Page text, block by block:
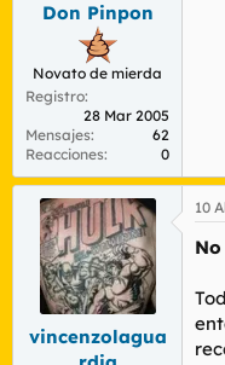
Don Pinpon
Novato de mierda
Registro
28 Mar 2005
Mensajes
62
Reacciones
0
vincenzolagua
10